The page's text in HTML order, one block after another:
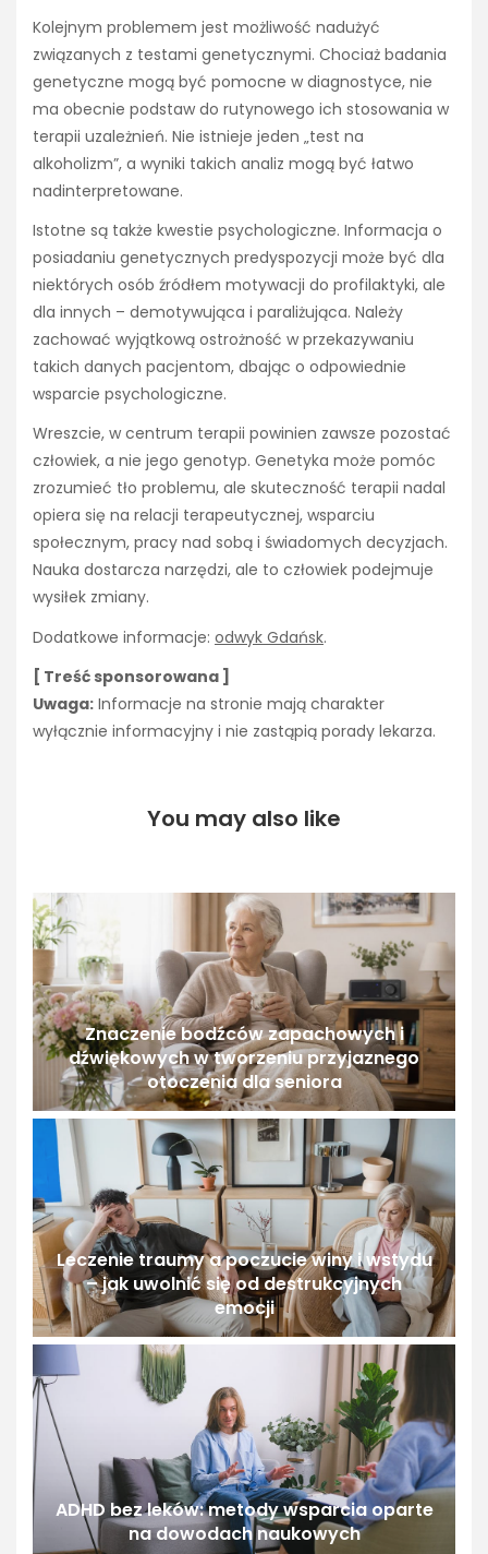
Kolejnym problemem jest możliwość nadużyć
związanych z testami genetycznymi. Chociaż badania
genetyczne mogą być pomocne w diagnostyce, nie
ma obecnie podstaw do rutynowego ich stosowania w
terapii uzależnień. Nie istnieje jeden „test na
alkoholizm”, a wyniki takich analiz mogą być łatwo
nadinterpretowane.
Istotne są także kwestie psychologiczne. Informacja o
posiadaniu genetycznych predyspozycji może być dla
niektórych osób źródłem motywacji do profilaktyki, ale
dla innych – demotywująca i paraliżująca. Należy
zachować wyjątkową ostrożność w przekazywaniu
takich danych pacjentom, dbając o odpowiednie
wsparcie psychologiczne.
Wreszcie, w centrum terapii powinien zawsze pozostać
człowiek, a nie jego genotyp. Genetyka może pomóc
zrozumieć tło problemu, ale skuteczność terapii nadal
opiera się na relacji terapeutycznej, wsparciu
społecznym, pracy nad sobą i świadomych decyzjach.
Nauka dostarcza narzędzi, ale to człowiek podejmuje
wysiłek zmiany.
Dodatkowe informacje: odwyk Gdańsk.
[ Treść sponsorowana ]
Uwaga: Informacje na stronie mają charakter
wyłącznie informacyjny i nie zastąpią porady lekarza.
You may also like
Znaczenie bodźców zapachowych i
dźwiękowych w tworzeniu przyjaznego
otoczenia dla seniora
Leczenie traumy a poczucie winy i wstydu
– jak uwolnić się od destrukcyjnych
emocji
ADHD bez leków: metody wsparcia oparte
na dowodach naukowych